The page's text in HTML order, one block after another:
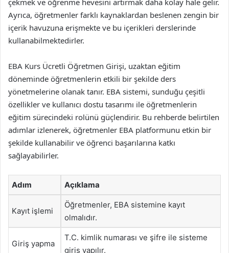
çekmek ve öğrenme hevesini artırmak daha kolay hale gelir.
Ayrıca, öğretmenler farklı kaynaklardan beslenen zengin bir
içerik havuzuna erişmekte ve bu içerikleri derslerinde
kullanabilmektedirler.
EBA Kurs Ücretli Öğretmen Girişi, uzaktan eğitim
döneminde öğretmenlerin etkili bir şekilde ders
yönetmelerine olanak tanır. EBA sistemi, sunduğu çeşitli
özellikler ve kullanıcı dostu tasarımı ile öğretmenlerin
eğitim sürecindeki rolünü güçlendirir. Bu rehberde belirtilen
adımlar izlenerek, öğretmenler EBA platformunu etkin bir
şekilde kullanabilir ve öğrenci başarılarına katkı
sağlayabilirler.
Adım Açıklama
Kayıt işlemi
Öğretmenler, EBA sistemine kayıt
olmalıdır.
Giriş yapma
T.C. kimlik numarası ve şifre ile sisteme
giriş yapılır.